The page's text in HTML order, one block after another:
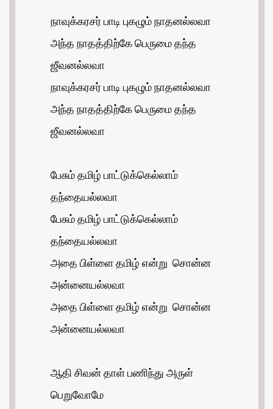
நாவுக்கரசர் பாடி புகழும் நாதனல்லவா
அந்த நாதத்திற்கே பெருமை தந்த
ஜீவனல்லவா
நாவுக்கரசர் பாடி புகழும் நாதனல்லவா
அந்த நாதத்திற்கே பெருமை தந்த
ஜீவனல்லவா
பேசும் தமிழ் பாட்டுக்கெல்லாம்
தந்தையல்லவா
பேசும் தமிழ் பாட்டுக்கெல்லாம்
தந்தையல்லவா
அதை பிள்ளை தமிழ் என்று சொன்ன
அன்னையல்லவா
அதை பிள்ளை தமிழ் என்று சொன்ன
அன்னையல்லவா
ஆதி சிவன் தாள் பணிந்து அருள்
பெறுவோமே